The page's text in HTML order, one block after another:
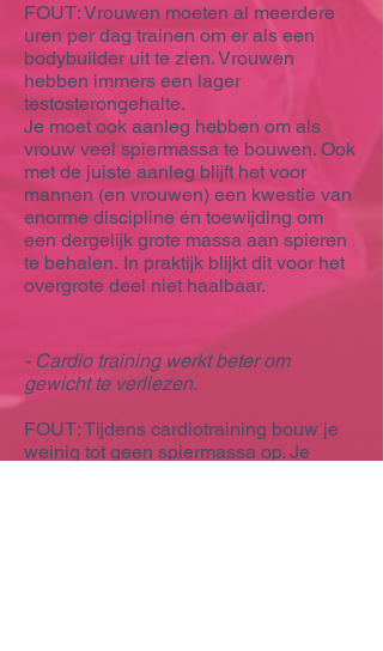
FOUT: Vrouwen moeten al meerdere
uren per dag trainen om er als een
bodybuilder uit te zien. Vrouwen
hebben immers een lager
testosterongehalte.
Je moet ook aanleg hebben om als
vrouw veel spiermassa te bouwen. Ook
met de juiste aanleg blijft het voor
mannen (en vrouwen) een kwestie van
enorme discipline én toewijding om
een dergelijk grote massa aan spieren
te behalen. In praktijk blijkt dit voor het
overgrote deel niet haalbaar.
- Cardio training werkt beter om
gewicht te verliezen.
FOUT: Tijdens cardiotraining bouw je
weinig tot geen spiermassa op. Je